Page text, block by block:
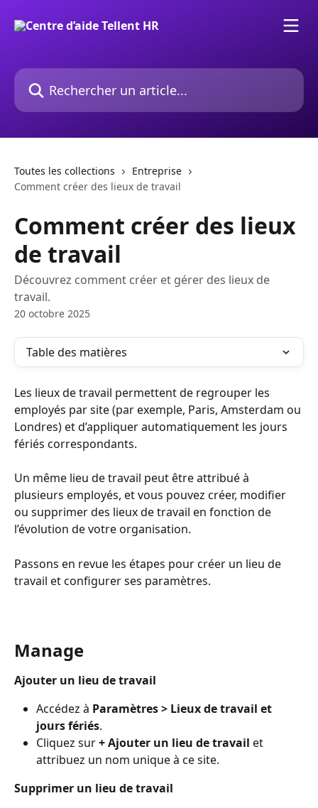
Rechercher un article...
Toutes les collections
Entreprise
Comment créer des lieux de travail
Comment créer des lieux
de travail
Découvrez comment créer et gérer des lieux de
travail.
20 octobre 2025
Table des matières
Les lieux de travail permettent de regrouper les
employés par site (par exemple, Paris, Amsterdam ou
Londres) et d’appliquer automatiquement les jours
fériés correspondants.
Un même lieu de travail peut être attribué à
plusieurs employés, et vous pouvez créer, modifier
ou supprimer des lieux de travail en fonction de
l’évolution de votre organisation.
Passons en revue les étapes pour créer un lieu de
travail et configurer ses paramètres.
Manage
Ajouter un lieu de travail
Accédez à Paramètres > Lieux de travail et
jours fériés.
Cliquez sur + Ajouter un lieu de travail et
attribuez un nom unique à ce site.
Supprimer un lieu de travail